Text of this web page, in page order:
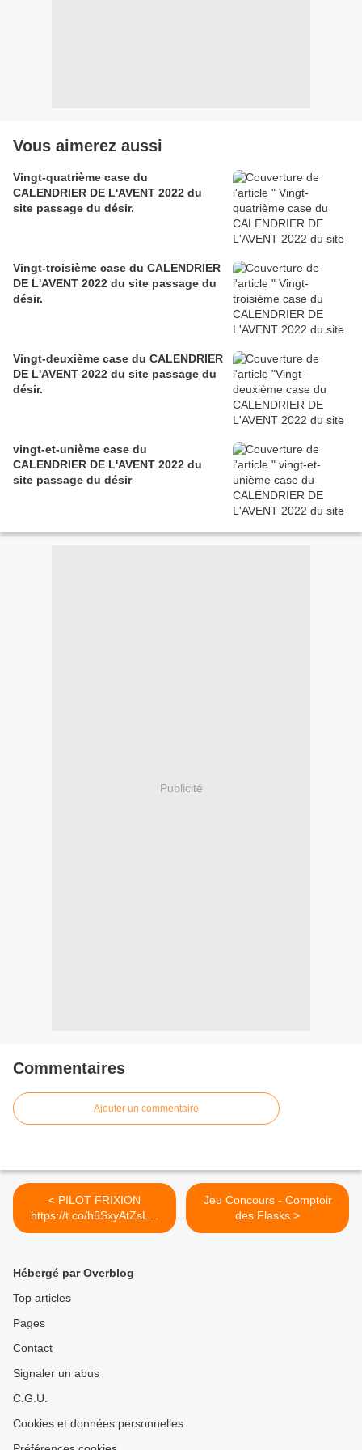
Vous aimerez aussi
Vingt-quatrième case du
CALENDRIER DE L'AVENT 2022 du
site passage du désir.
Vingt-troisième case du CALENDRIER
DE L'AVENT 2022 du site passage du
désir.
Vingt-deuxième case du CALENDRIER
DE L'AVENT 2022 du site passage du
désir.
vingt-et-unième case du
CALENDRIER DE L'AVENT 2022 du
site passage du désir
Publicité
Commentaires
Ajouter un commentaire
< PILOT FRIXION
https://t.co/h5SxyAtZsL...
Jeu Concours - Comptoir
des Flasks >
Hébergé par Overblog
Top articles
Pages
Contact
Signaler un abus
C.G.U.
Cookies et données personnelles